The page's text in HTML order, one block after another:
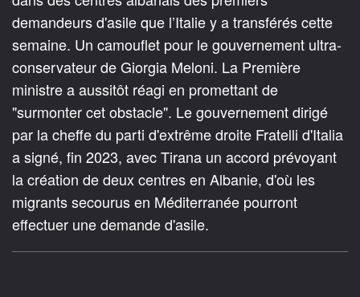
demandeurs d'asile que l’Italie y a transférés cette
semaine. Un camouflet pour le gouvernement ultra-
conservateur de Giorgia Meloni. La Première
ministre a aussitôt réagi en promettant de
"surmonter cet obstacle". Le gouvernement dirigé
par la cheffe du parti d'extrême droite Fratelli d'Italia
a signé, fin 2023, avec Tirana un accord prévoyant
la création de deux centres en Albanie, d'où les
migrants secourus en Méditerranée pourront
effectuer une demande d'asile.